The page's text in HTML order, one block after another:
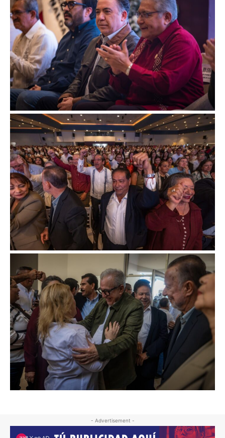
- Advertisement -